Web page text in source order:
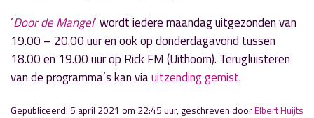
‘Door de Mangel‘ wordt iedere maandag uitgezonden van
19.00 – 20.00 uur en ook op donderdagavond tussen
18.00 en 19.00 uur op Rick FM (Uithoorn). Terugluisteren
van de programma’s kan viauitzending gemist.
Gepubliceerd: 5 april 2021 om 22:45 uur, geschreven doorElbert Huijts